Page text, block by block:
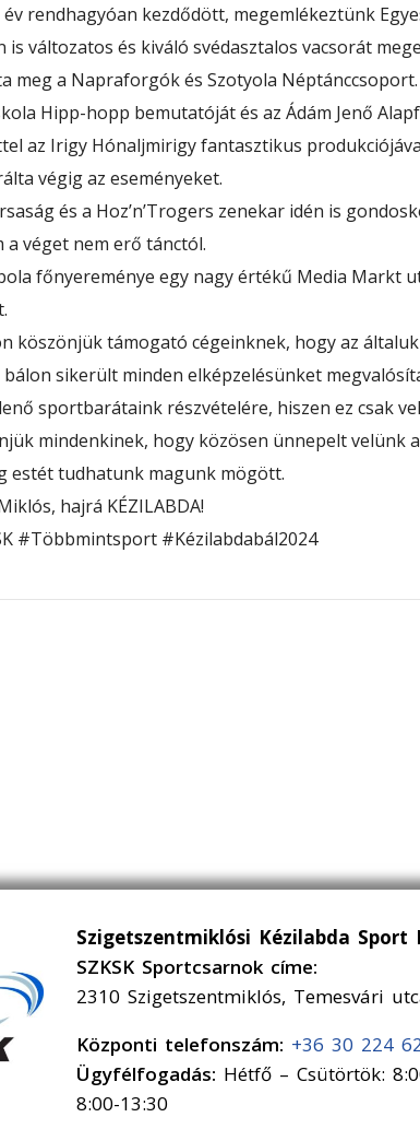
év rendhagyóan kezdődött, megemlékeztünk
is változatos és kiváló svédasztalos vacsorát
mega Napraforgók és Szotyola Néptánccsoport
Hipp-hopp bemutatóját és az Ádám Jenő
az Irigy Hónaljmirigyfantasztikus
végig az eseményeket.
és a Hoz’n’Trogers zenekar idén is
a véget nem erő tánctól.
főnyereménye egy nagy értékű Media Markt
köszönjük támogató cégeinknek, hogy az
bálon sikerült minden elképzelésünket
sportbarátaink részvételére, hiszen ez csak
mindenkinek, hogy közösen ünnepelt velünk
estét tudhatunk magunk mögött.
hajrá KÉZILABDA!
#Többmintsport #Kézilabdabál2024
Szigetszentmiklósi Kézilabda Sport
SZKSK Sportcsarnok címe:
2310 Szigetszentmiklós, Temesvári
Központi telefonszám: +36 30 224
Ügyfélfogadás: Hétfő – Csütörtök:
8:00-13:30